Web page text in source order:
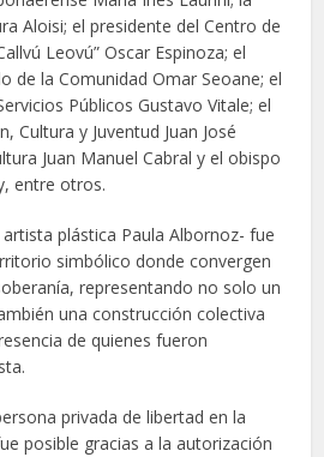
Aloisi; el presidente del Centro de
Leovú” Oscar Espinoza; el
de la Comunidad Omar Seoane; el
Públicos Gustavo Vitale; el
Cultura y Juventud Juan José
Juan Manuel Cabral y el obispo
entre otros.
plástica Paula Albornoz- fue
simbólico donde convergen
representando no solo un
una construcción colectiva
de quienes fueron
privada de libertad en la
posible gracias a la autorización